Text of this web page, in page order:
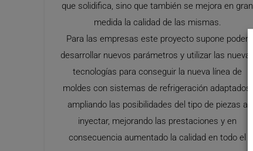
que solidifica, sino que también se mejora en gran
medida la calidad de las mismas.
Para las empresas este proyecto supone poder
desarrollar nuevos parámetros y utilizar las nuevas
tecnologías para conseguir la nueva línea de
moldes con sistemas de refrigeración adaptados,
ampliando las posibilidades del tipo de piezas a
inyectar, mejorando las prestaciones y en
consecuencia aumentado la calidad en todo el